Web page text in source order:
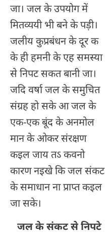
जा। जल के उपयोग में
मितव्ययी भी बने के पड़ी।
जलीय कुप्रबंधन के दूर क
के ही हमनी के एह समस्या
से निपट सकत बानी जा।
जदि वर्षा जल के समुचित
संग्रह हो सके आ जल के
एक-एक बूंद के अनमोल
मान के ओकर संरक्षण
कइल जाय तऽ कवनो
कारण नइखे कि जल संकट
के समाधान ना प्राप्त कइल
जा सके।
जल के संकट से निपटे